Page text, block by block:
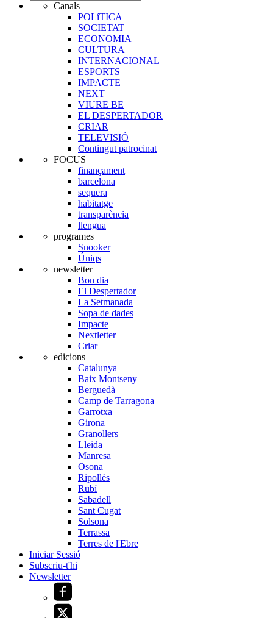
Canals
POLíTICA
SOCIETAT
ECONOMIA
CULTURA
INTERNACIONAL
ESPORTS
IMPACTE
NEXT
VIURE BE
EL DESPERTADOR
CRIAR
TELEVISIÓ
Contingut patrocinat
FOCUS
finançament
barcelona
sequera
habitatge
transparència
llengua
programes
Snooker
Úniqs
newsletter
Bon dia
El Despertador
La Setmanada
Sopa de dades
Impacte
Nextletter
Criar
edicions
Catalunya
Baix Montseny
Berguedà
Camp de Tarragona
Garrotxa
Girona
Granollers
Lleida
Manresa
Osona
Ripollès
Rubí
Sabadell
Sant Cugat
Solsona
Terrassa
Terres de l'Ebre
Iniciar Sessió
Subscriu-t'hi
Newsletter